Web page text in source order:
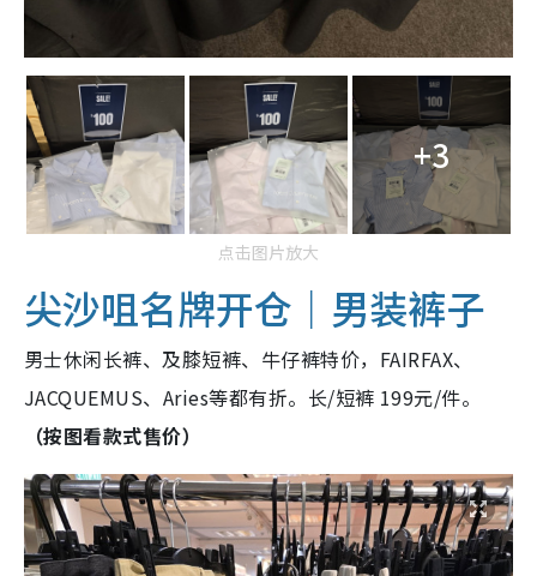
+3
点击图片放大
尖沙咀名牌开仓｜男装裤子
男士休闲长裤、及膝短裤、牛仔裤特价，FAIRFAX、
JACQUEMUS、Aries等都有折。长/短裤 199元/件。
（按图看款式售价）